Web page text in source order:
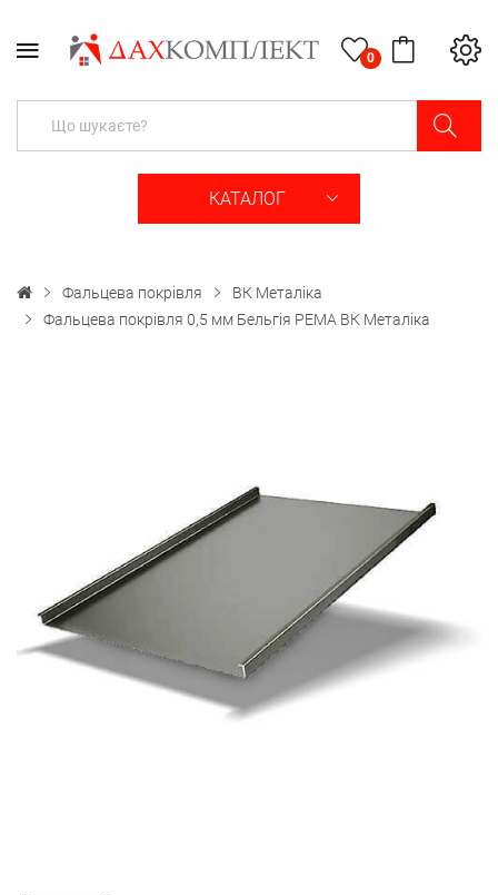
0
КАТАЛОГ
Фальцева покрівля
ВК Металіка
Фальцева покрівля 0,5 мм Бельгія PEMA ВК Металіка